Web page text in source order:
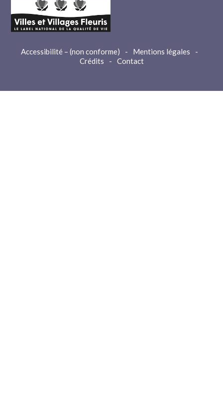
Accessibilité – (non conforme) - Mentions légales
-
Crédits
- Contact